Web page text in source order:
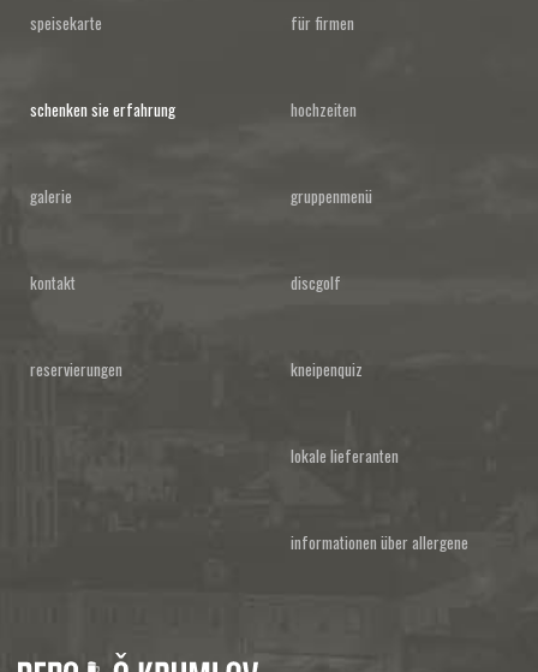
speisekarte
schenken sie erfahrung
galerie
kontakt
reservierungen
für firmen
hochzeiten
gruppenmenü
discgolf
kneipenquiz
lokale lieferanten
informationen über allergene